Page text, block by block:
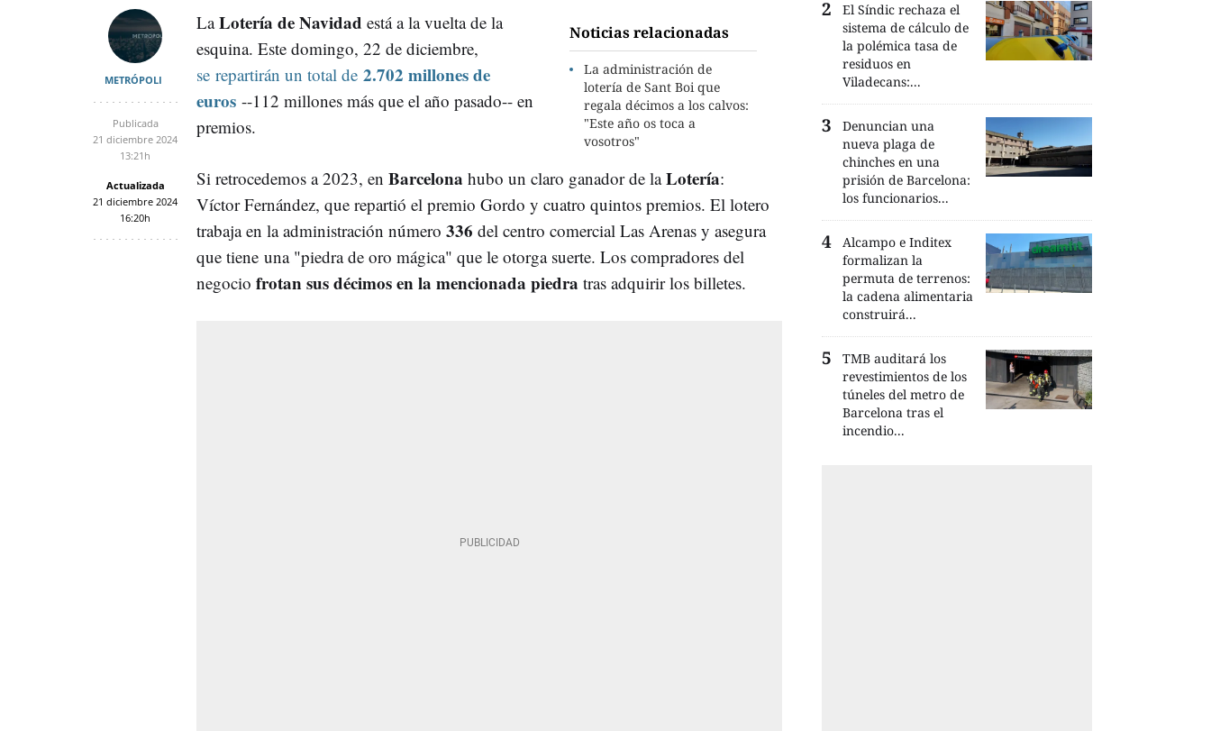
METRÓPOLI
Publicada
21 diciembre 2024
13:21h
Actualizada
21 diciembre 2024
16:20h
Noticias relacionadas
La administración de
lotería de Sant Boi que
regala décimos a los calvos:
"Este año os toca a
vosotros"
LaLotería de Navidad está a la vuelta de la
esquina. Este domingo, 22 de diciembre,
se repartirán un total de 2.702 millones de
euros --112 millones más que el año pasado-- en
premios.
Si retrocedemos a 2023, en Barcelona hubo un claro ganador de laLotería:
Víctor Fernández, que repartió el premio Gordo y cuatro quintos premios. El lotero
trabaja en la administración número 336 del centro comercial Las Arenas y asegura
que tiene una "piedra de oro mágica" que le otorga suerte. Los compradores del
negocio frotan sus décimos en la mencionada piedra tras adquirir los billetes.
El Síndic rechaza el
sistema de cálculo de
la polémica tasa de
residuos en
Viladecans:...
Denuncian una
nueva plaga de
chinches en una
prisión de Barcelona:
los funcionarios...
Alcampo e Inditex
formalizan la
permuta de terrenos:
la cadena alimentaria
construirá...
TMB auditará los
revestimientos de los
túneles del metro de
Barcelona tras el
incendio...